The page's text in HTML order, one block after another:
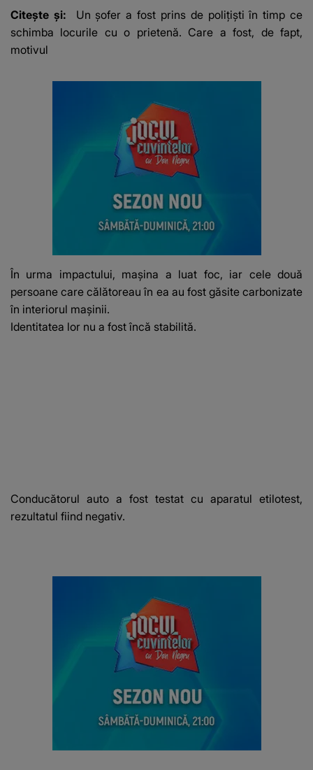
fanilor
Citește și: Un șofer a fost prins de polițiști în timp ce
schimba locurile cu o prietenă. Care a fost, de fapt,
motivul
În urma impactului, mașina a luat foc, iar cele două
persoane care călătoreau în ea au fost găsite carbonizate
în interiorul mașinii.
Identitatea lor nu a fost încă stabilită.
Conducătorul auto a fost testat cu aparatul etilotest,
rezultatul fiind negativ.